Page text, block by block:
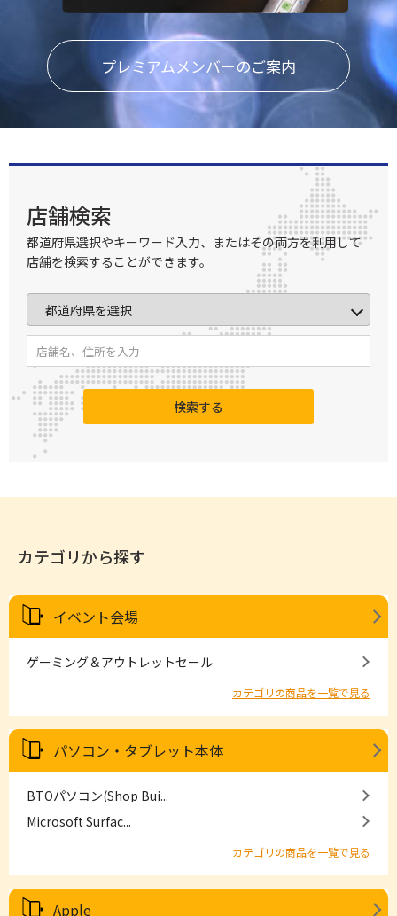
プレミアムメンバーのご案内
店舗検索
都道府県選択やキーワード入力、またはその両方を利用して
店舗を検索することができます。
検索する
カテゴリから探す
イベント会場
ゲーミング＆アウトレットセール
カテゴリの商品を一覧で見る
パソコン・タブレット本体
BTOパソコン(Shop Bui...
Microsoft Surfac...
カテゴリの商品を一覧で見る
Apple